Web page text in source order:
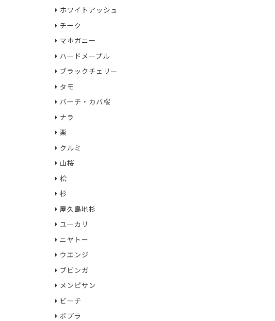
ホワイトアッシュ
チーク
マホガニー
ハードメープル
ブラックチェリー
タモ
バーチ・カバ桜
ナラ
栗
クルミ
山桜
桧
杉
屋久島地杉
ユーカリ
ニヤトー
ウエンジ
ブビンガ
メンピサン
ビーチ
ポプラ